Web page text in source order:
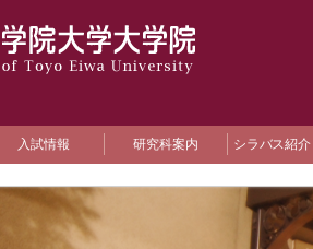
入試情報 研究科案内 シラバス紹